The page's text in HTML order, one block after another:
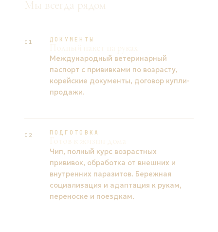
Мы всегда рядом
01 ДОКУМЕНТЫ
Международный ветеринарный
паспорт с прививками по возрасту,
корейские документы, договор купли-
продажи.
02 ПОДГОТОВКА
Чип, полный курс возрастных
прививок, обработка от внешних и
внутренних паразитов. Бережная
социализация и адаптация к рукам,
переноске и поездкам.